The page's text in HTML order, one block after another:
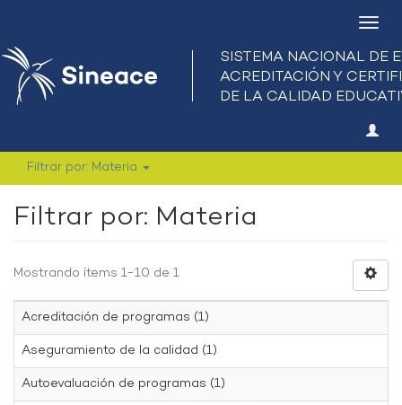
Filtrar por: Materia
Filtrar por: Materia
Mostrando ítems 1-10 de 1
Acreditación de programas (1)
Aseguramiento de la calidad (1)
Autoevaluación de programas (1)